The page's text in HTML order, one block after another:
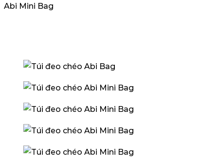
Abi Mini Bag